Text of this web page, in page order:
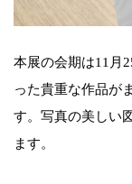
本展の会期は11月
った貴重な作品が
す。写真の美しい
ます。